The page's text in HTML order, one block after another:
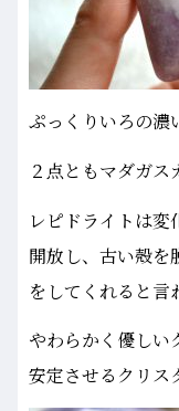
ぷっくりいろの濃
２点ともマダガス
レピドライトは
開放し、古い殻を
をしてくれると言
やわらかく優しい
安定させるクリス